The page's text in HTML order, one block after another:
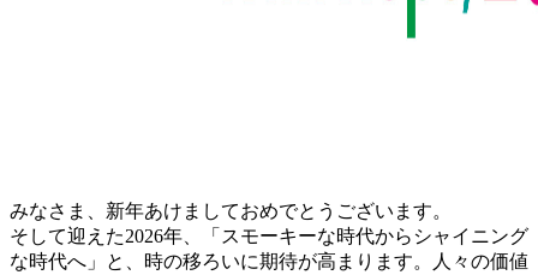
みなさま、新年あけましておめでとうございます。
そして迎えた2026年、「スモーキーな時代からシャイニング
な時代へ」と、時の移ろいに期待が高まります。人々の価値